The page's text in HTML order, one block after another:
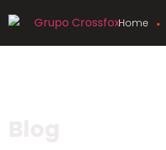
Home